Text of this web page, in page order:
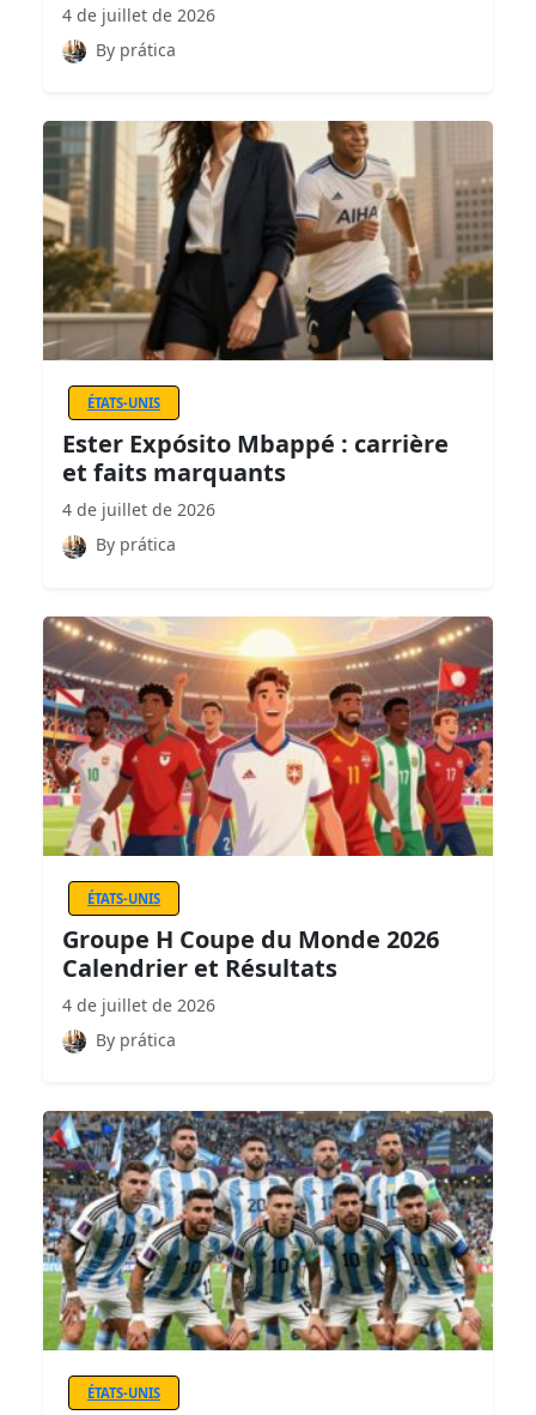
4 de juillet de 2026
By prática
ÉTATS-UNIS
Ester Expósito Mbappé : carrière
et faits marquants
4 de juillet de 2026
By prática
ÉTATS-UNIS
Groupe H Coupe du Monde 2026
Calendrier et Résultats
4 de juillet de 2026
By prática
ÉTATS-UNIS